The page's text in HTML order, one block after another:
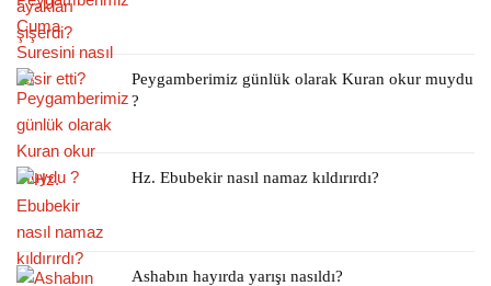
Peygamberimiz günlük olarak Kuran okur muydu
?
Hz. Ebubekir nasıl namaz kıldırırdı?
Ashabın hayırda yarışı nasıldı?